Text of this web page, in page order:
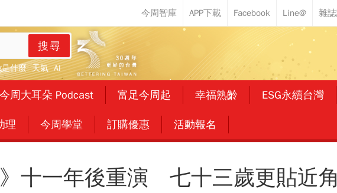
搜尋
是什麼 天氣 AI
今周大耳朵 Podcast 富足今周起 幸福熟齡 ESG永續台灣
理 今周學堂 訂購優惠 活動報名
》十一年後重演 七十三歲更貼近角